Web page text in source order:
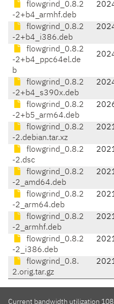
flowgrind_0.8.2
-2+b4_armhf.deb
flowgrind_0.8.2
-2+b4_i386.deb
flowgrind_0.8.2
-2+b4_ppc64el.de
b
flowgrind_0.8.2
-2+b4_s390x.deb
flowgrind_0.8.2
-2+b5_arm64.deb
flowgrind_0.8.2
-2.debian.tar.xz
flowgrind_0.8.2
-2.dsc
flowgrind_0.8.2
-2_amd64.deb
flowgrind_0.8.2
-2_arm64.deb
flowgrind_0.8.2
-2_armhf.deb
flowgrind_0.8.2
-2_i386.deb
flowgrind_0.8.
2.orig.tar.gz
Current bandwidth utilization